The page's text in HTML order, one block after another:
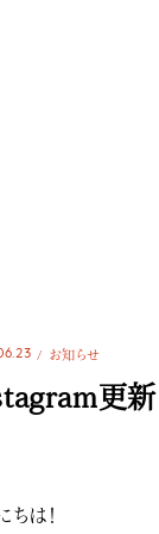
お知らせ
更新
ちは！